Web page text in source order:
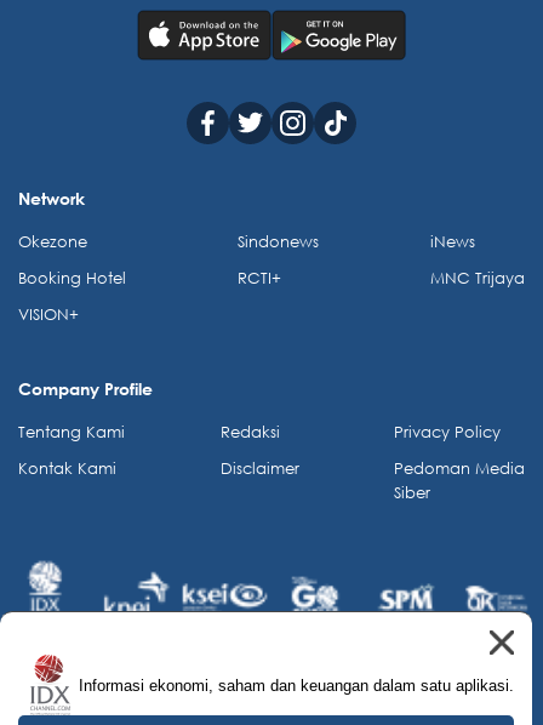
Informasi ekonomi, saham dan keuangan dalam satu aplikasi.
Network
Okezone
Booking Hotel
VISION+
Sindonews
RCTI+
iNews
MNC Trijaya
Company Profile
Tentang Kami
Kontak Kami
Redaksi
Disclaimer
Privacy Policy
Pedoman Media
Siber
© 2026 IDX Channel. All Rights Reserved.